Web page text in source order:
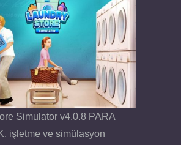
Simulator v4.0.8 PARA
işletme ve simülasyon